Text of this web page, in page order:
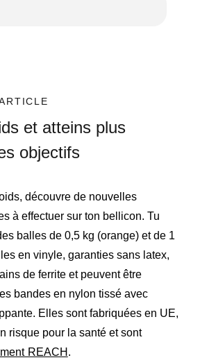
et atteins plus
objectifs
découvre de nouvelles
à effectuer sur ton bellicon. Tu
balles de 0,5 kg (orange) et de 1
en vinyle, garanties sans latex,
de ferrite et peuvent être
bandes en nylon tissé avec
Elles sont fabriquées en UE,
risque pour la santé et sont
REACH .